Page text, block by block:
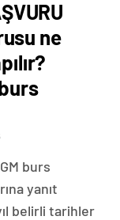
ne
burs
yanıt
belirli tarihler